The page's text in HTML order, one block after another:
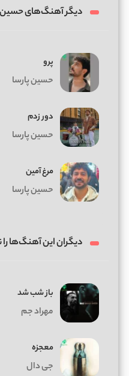
دیگر آهنگ‌های حسین
پرو
حسین پارسا
دور زدم
حسین پارسا
مرغ آمین
حسین پارسا
دیگران این آهنگ‌ها را
باز شب شد
مهراد جم
معجزه
جی دال